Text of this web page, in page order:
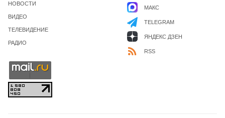
НОВОСТИ
ВИДЕО
ТЕЛЕВИДЕНИЕ
РАДИО
МАКС
TELEGRAM
ЯНДЕКС ДЗЕН
RSS